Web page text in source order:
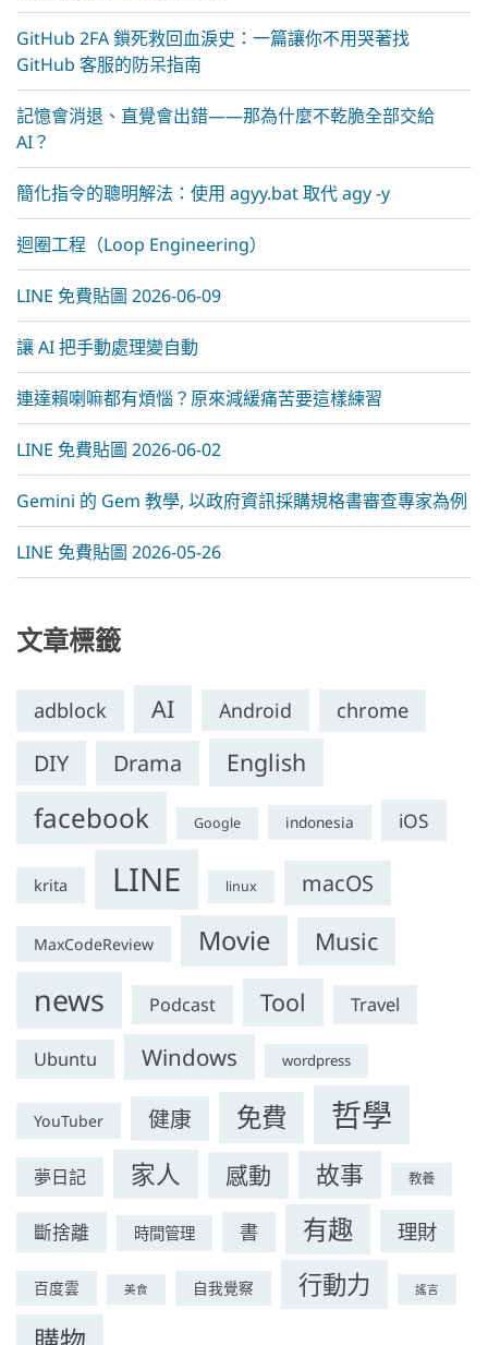
GitHub 2FA 鎖死救回血淚史：一篇讓你不用哭著找
GitHub 客服的防呆指南
記憶會消退、直覺會出錯——那為什麼不乾脆全部交給
AI？
簡化指令的聰明解法：使用 agyy.bat 取代 agy -y
迴圈工程（Loop Engineering）
LINE 免費貼圖 2026-06-09
讓 AI 把手動處理變自動
連達賴喇嘛都有煩惱？原來減緩痛苦要這樣練習
LINE 免費貼圖 2026-06-02
Gemini 的 Gem 教學, 以政府資訊採購規格書審查專家為例
LINE 免費貼圖 2026-05-26
文章標籤
adblock AI Android chrome
DIY Drama English
facebook Google indonesia iOS
krita LINE linux macOS
MaxCodeReview Movie Music
news Podcast Tool Travel
Ubuntu Windows wordpress
YouTuber 健康 免費 哲學
夢日記 家人 感動 故事 教養
斷捨離 時間管理 書 有趣 理財
百度雲 美食 自我覺察 行動力 謠言